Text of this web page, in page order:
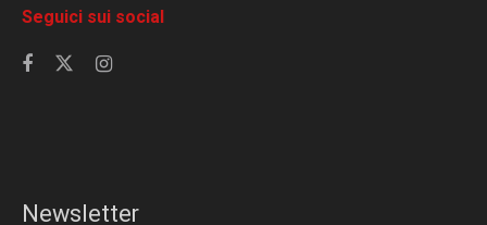
Seguici sui social
Newsletter